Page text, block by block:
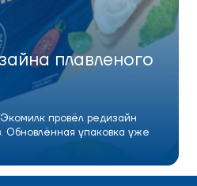
плавленого
провёл редизайн
Обновлённая упаковка уже